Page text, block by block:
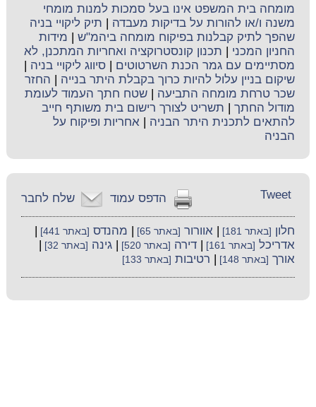
מומחה בית המשפט אינו בעל סמכות למנות מומחי
משנה ו/או להורות על בדיקות מעבדה
תיק ליקויי בניה
שהפך לתיק קבלנות בפיקוח מומחה ביהמ"ש
מידות
החניון המכני
תכנון קונסטרוקציה ואחריות המתכנן, לא
מסתיימים עם גמר הכנת השרטוטים |סיווג ליקויי בניה
שיקום בניין עלול להיות כרוך בקבלת היתר בנייה
החזר
שכר טרחת מומחה התביעה |שטח חתך העמוד לעומת
מודול החתך
תשריט לצורך רישום בית משותף חייב
להתאים לתכנית היתר הבניה |אחריות ופיקוח על
הבניה
שלח לחבר הדפס עמוד Tweet
חלון [באתר 181] |אוורור [באתר 65] מהנדס [באתר 441]
אדריכל [באתר 161] |דירה [באתר 520] |גינה [באתר 32]
אורך [באתר 148] רטיבות [באתר 133]